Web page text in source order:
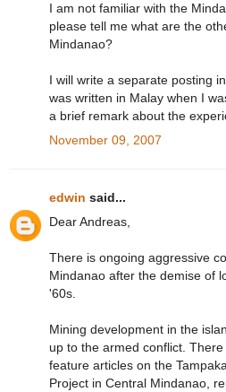
I am not familiar with the
please tell me what are the
Mindanao?
I will write a separate posting
was written in Malay when I
a brief remark about the
November 09, 2007
edwin said...
Dear Andreas,
There is ongoing aggressive
Mindanao after the demise of
'60s.
Mining development in the
up to the armed conflict.
feature articles on the
Project in Central Mindanao,